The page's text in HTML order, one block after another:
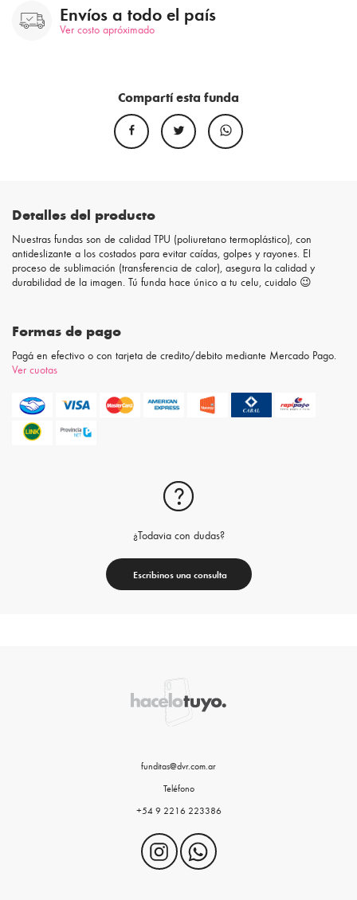
Envíos a todo el país
Ver costo apróximado
Compartí esta funda
Detalles del producto
Nuestras fundas son de calidad TPU (poliuretano termoplástico), con
antideslizante a los costados para evitar caídas, golpes y rayones. El
proceso de sublimación (transferencia de calor), asegura la calidad y
durabilidad de la imagen. Tú funda hace único a tu celu, cuidalo 😉
Formas de pago
Pagá en efectivo o con tarjeta de credito/debito mediante Mercado Pago.
Ver cuotas
¿Todavia con dudas?
Escribinos una consulta
funditas@dvr.com.ar
Teléfono
+54 9 2216 223386